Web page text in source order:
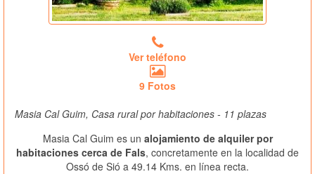
Ver teléfono
9 Fotos
Masia Cal Guim, Casa rural por habitaciones - 11 plazas
Masia Cal Guim es un alojamiento de alquiler por
habitaciones cerca de Fals, concretamente en la localidad de
Ossó de Sió a 49.14 Kms. en línea recta.